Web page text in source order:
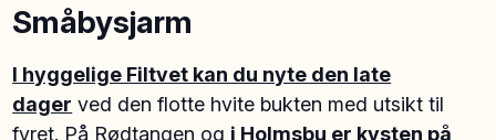
Småbysjarm
I hyggelige Filtvet kan du nyte den late
dager ved den flotte hvite bukten med utsikt til
fyret. På Rødtangen og i Holmsbu er kysten på